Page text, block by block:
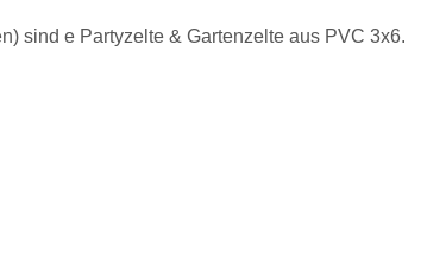
sind e Partyzelte & Gartenzelte aus PVC 3x6.